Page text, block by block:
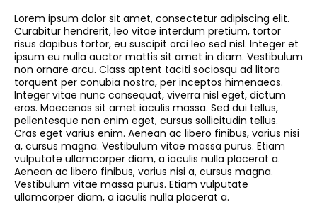
Lorem ipsum dolor sit amet, consectetur adipiscing elit.
Curabitur hendrerit, leo vitae interdum pretium, tortor
risus dapibus tortor, eu suscipit orci leo sed nisl. Integer et
ipsum eu nulla auctor mattis sit amet in diam. Vestibulum
non ornare arcu. Class aptent taciti sociosqu ad litora
torquent per conubia nostra, per inceptos himenaeos.
Integer vitae nunc consequat, viverra nisl eget, dictum
eros. Maecenas sit amet iaculis massa. Sed dui tellus,
pellentesque non enim eget, cursus sollicitudin tellus.
Cras eget varius enim. Aenean ac libero finibus, varius nisi
a, cursus magna. Vestibulum vitae massa purus. Etiam
vulputate ullamcorper diam, a iaculis nulla placerat a.
Aenean ac libero finibus, varius nisi a, cursus magna.
Vestibulum vitae massa purus. Etiam vulputate
ullamcorper diam, a iaculis nulla placerat a.